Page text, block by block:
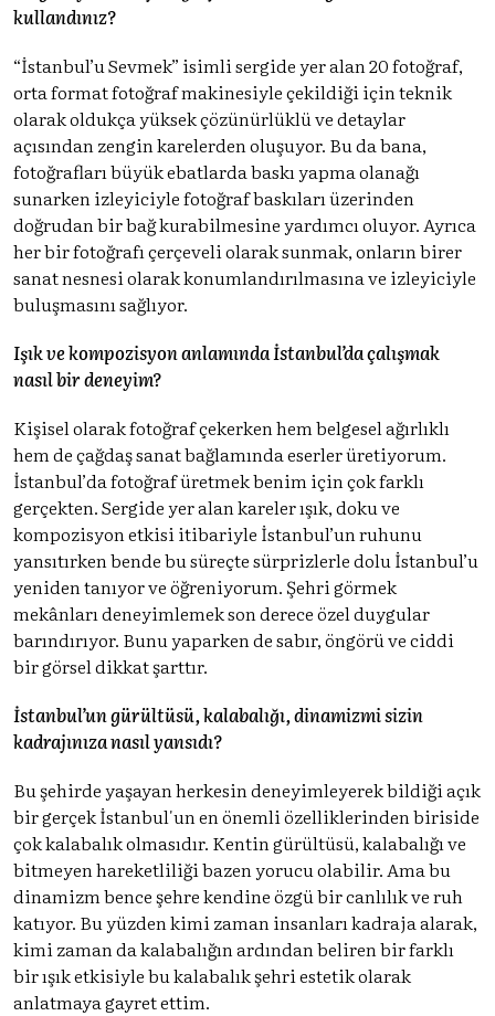
kullandınız?
“İstanbul’u Sevmek” isimli sergide yer alan 20 fotoğraf,
orta format fotoğraf makinesiyle çekildiği için teknik
olarak oldukça yüksek çözünürlüklü ve detaylar
açısından zengin karelerden oluşuyor. Bu da bana,
fotoğrafları büyük ebatlarda baskı yapma olanağı
sunarken izleyiciyle fotoğraf baskıları üzerinden
doğrudan bir bağ kurabilmesine yardımcı oluyor. Ayrıca
her bir fotoğrafı çerçeveli olarak sunmak, onların birer
sanat nesnesi olarak konumlandırılmasına ve izleyiciyle
buluşmasını sağlıyor.
Işık ve kompozisyon anlamında İstanbul’da çalışmak
nasıl bir deneyim?
Kişisel olarak fotoğraf çekerken hem belgesel ağırlıklı
hem de çağdaş sanat bağlamında eserler üretiyorum.
İstanbul’da fotoğraf üretmek benim için çok farklı
gerçekten. Sergide yer alan kareler ışık, doku ve
kompozisyon etkisi itibariyle İstanbul’un ruhunu
yansıtırken bende bu süreçte sürprizlerle dolu İstanbul’u
yeniden tanıyor ve öğreniyorum. Şehri görmek
mekânları deneyimlemek son derece özel duygular
barındırıyor. Bunu yaparken de sabır, öngörü ve ciddi
bir görsel dikkat şarttır.
İstanbul’un gürültüsü, kalabalığı, dinamizmi sizin
kadrajınıza nasıl yansıdı?
Bu şehirde yaşayan herkesin deneyimleyerek bildiği açık
bir gerçek İstanbul'un en önemli özelliklerinden biriside
çok kalabalık olmasıdır. Kentin gürültüsü, kalabalığı ve
bitmeyen hareketliliği bazen yorucu olabilir. Ama bu
dinamizm bence şehre kendine özgü bir canlılık ve ruh
katıyor. Bu yüzden kimi zaman insanları kadraja alarak,
kimi zaman da kalabalığın ardından beliren bir farklı
bir ışık etkisiyle bu kalabalık şehri estetik olarak
anlatmaya gayret ettim.